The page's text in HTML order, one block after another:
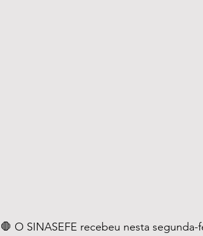
🛑 O SINASEFE recebeu nesta